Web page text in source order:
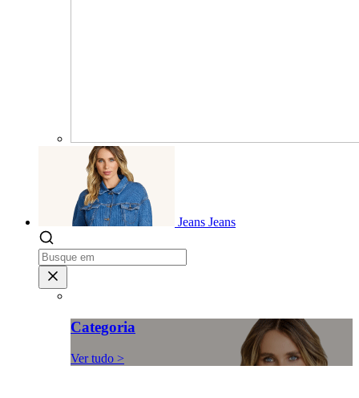
Jeans Jeans
Categoria
Ver tudo >